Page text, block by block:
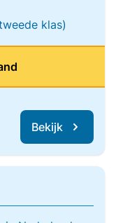
klas)
Bekijk